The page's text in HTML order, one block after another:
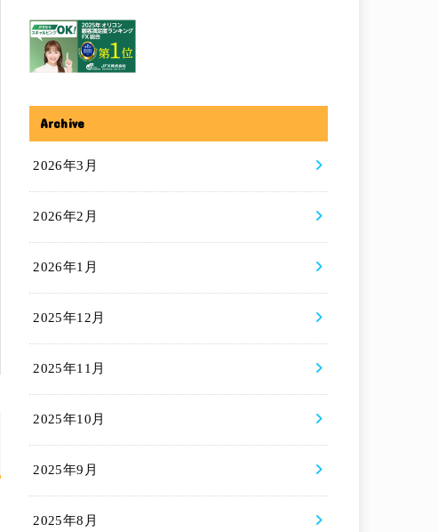
Archive
2026年3月
2026年2月
2026年1月
2025年12月
2025年11月
2025年10月
2025年9月
2025年8月